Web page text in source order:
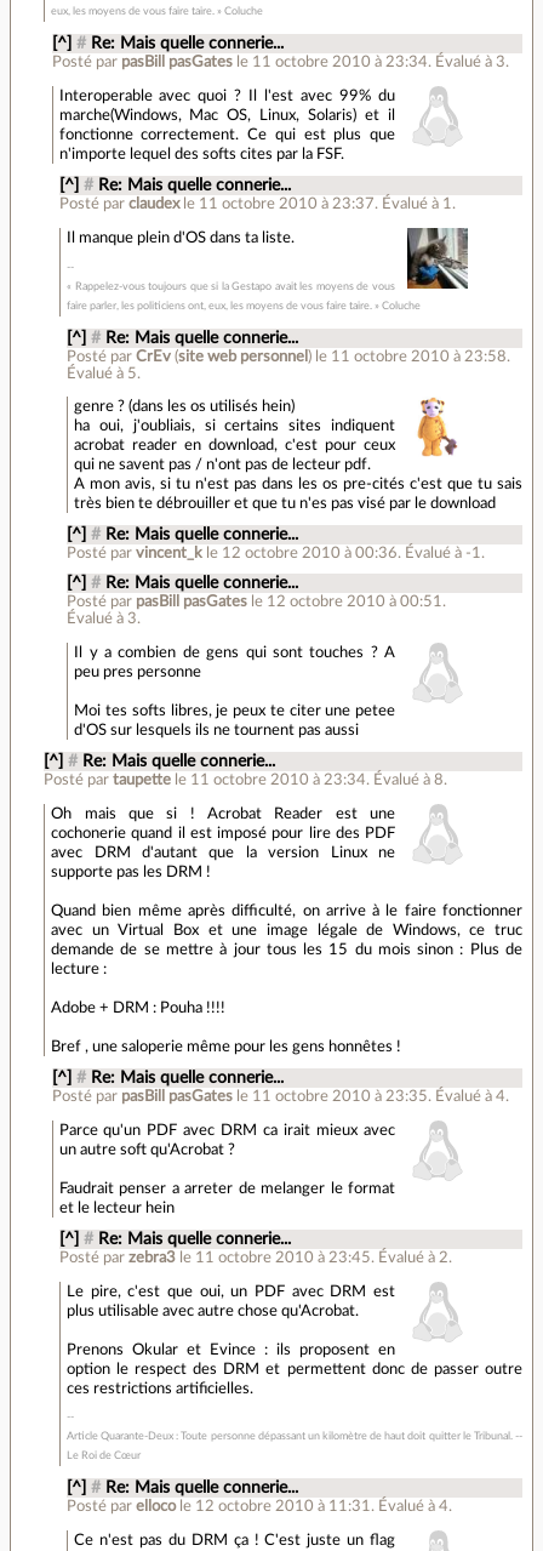
eux, les moyens de vous faire taire. » Coluche
[^] # Re: Mais quelle connerie...
Posté par pasBill pasGates le 11 octobre 2010 à 23:34. Évalué à 3.
Interoperable avec quoi ? Il l'est avec 99% du
marche(Windows, Mac OS, Linux, Solaris) et il
fonctionne correctement. Ce qui est plus que
n'importe lequel des softs cites par la FSF.
[^] # Re: Mais quelle connerie...
Posté par claudex le 11 octobre 2010 à 23:37. Évalué à 1 .
Il manque plein d'OS dans ta liste.
« Rappelez-vous toujours que si la Gestapo avait les moyens de vous
faire parler, les politiciens ont, eux, les moyens de vous faire taire. » Coluche
[^] # Re: Mais quelle connerie...
Posté parCrEv (site web personnel ) le 11 octobre 2010 à 23:58.
Évalué à 5.
genre ? (dans les os utilisés hein)
ha oui, j'oubliais, si certains sites indiquent
acrobat reader en download, c'est pour ceux
qui ne savent pas / n'ont pas de lecteur pdf.
A mon avis, si tu n'est pas dans les os pre-cités c'est que tu sais
très bien te débrouiller et que tu n'es pas visé par le download
[^] # Re: Mais quelle connerie...
Posté parvincent_k le 12 octobre 2010 à 00:36. Évalué à -1 .
[^] # Re: Mais quelle connerie...
Posté par pasBill pasGates le 12 octobre 2010 à 00:51 .
Évalué à 3.
Il y a combien de gens qui sont touches ? A
peu pres personne
Moi tes softs libres, je peux te citer une petee
d'OS sur lesquels ils ne tournent pas aussi
[^] # Re: Mais quelle connerie...
Posté partaupette le 11 octobre 2010 à 23:34. Évalué à8.
Oh mais que si ! Acrobat Reader est une
cochonerie quand il est imposé pour lire des PDF
avec DRM d'autant que la version Linux ne
supporte pas les DRM !
Quand bien même après difficulté, on arrive à le faire fonctionner
avec un Virtual Box et une image légale de Windows, ce truc
demande de se mettre à jour tous les 15 du mois sinon : Plus de
lecture :
Adobe + DRM : Pouha !!!!
Bref , une saloperie même pour les gens honnêtes !
[^] # Re: Mais quelle connerie...
Posté par pasBill pasGates le 11 octobre 2010 à 23:35. Évalué à 4.
Parce qu'un PDF avec DRM ca irait mieux avec
un autre soft qu'Acrobat ?
Faudrait penser a arreter de melanger le format
et le lecteur hein
[^] # Re: Mais quelle connerie...
Posté par zebra3 le 11 octobre 2010 à 23:45. Évalué à 2.
Le pire, c'est que oui, un PDF avec DRM est
plus utilisable avec autre chose qu'Acrobat.
Prenons Okular et Evince : ils proposent en
option le respect des DRM et permettent donc de passer outre
ces restrictions artificielles.
Article Quarante-Deux : Toute personne dépassant un kilomètre de haut doit quitter le Tribunal. --
Le Roi de Cœur
[^] # Re: Mais quelle connerie...
Posté parelloco le 12 octobre 2010 à 11:31 . Évalué à4.
Ce n'est pas du DRM ça ! C'est juste un flag